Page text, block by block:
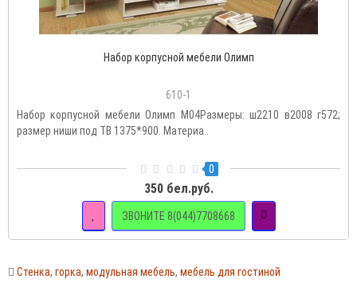
Набор корпусной мебели Олимп
610-1
Набор корпусной мебели Олимп М04Размеры: ш2210 в2008 г572;
размер ниши под ТВ 1375*900. Материа..
0
350 бел.руб.
ЗВОНИТЕ 8(044)7708668
Стенка, горка, модульная мебель, мебель для гостиной